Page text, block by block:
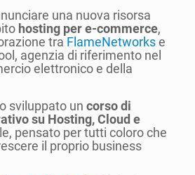
una nuova risorsa
hosting per e-commerce,
tra FlameNetworkse
agenzia di riferimento nel
elettronico e della
sviluppato un corso di
su Hosting, Cloud e
pensato per tutti coloro che
il proprio business